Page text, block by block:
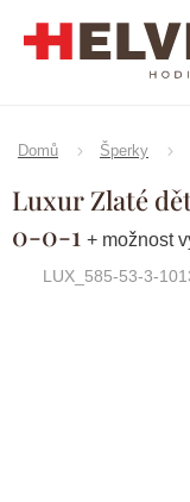
Domů Šperky
Luxur Zlaté
0-0-1 + možnost
LUX_585-53-3-